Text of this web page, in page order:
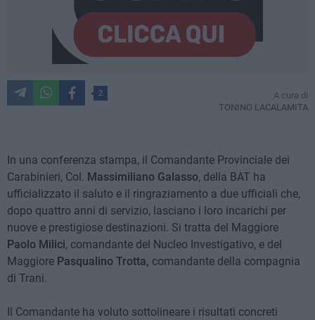
2
A cura di
TONINO LACALAMITA
In una conferenza stampa, il Comandante Provinciale dei
Carabinieri, Col. Massimiliano Galasso, della BAT ha
ufficializzato il saluto e il ringraziamento a due ufficiali che,
dopo quattro anni di servizio, lasciano i loro incarichi per
nuove e prestigiose destinazioni. Si tratta del Maggiore
Paolo Milici, comandante del Nucleo Investigativo, e del
Maggiore Pasqualino Trotta, comandante della compagnia
di Trani.
Il Comandante ha voluto sottolineare i risultati concreti